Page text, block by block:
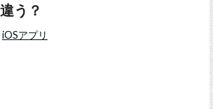
う？
iOSアプリ